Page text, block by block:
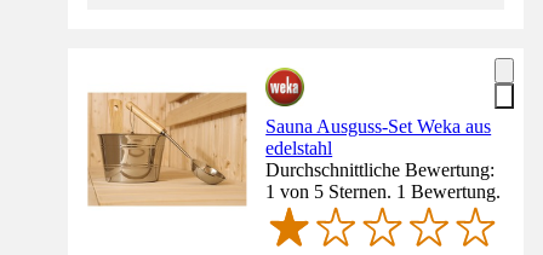
Sauna Ausguss-Set Weka aus
edelstahl
Durchschnittliche Bewertung:
1 von 5 Sternen. 1 Bewertung.